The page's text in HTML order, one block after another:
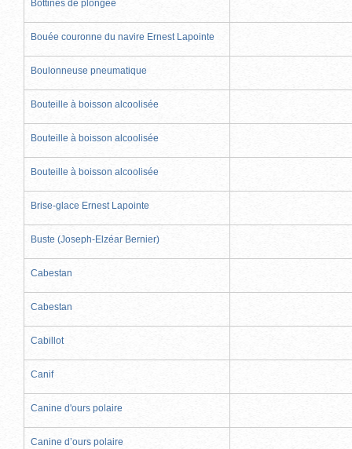
Bottines de plongée
Bouée couronne du navire Ernest Lapointe
Boulonneuse pneumatique
Bouteille à boisson alcoolisée
Bouteille à boisson alcoolisée
Bouteille à boisson alcoolisée
Brise-glace Ernest Lapointe
Buste (Joseph-Elzéar Bernier)
Cabestan
Cabestan
Cabillot
Canif
Canine d'ours polaire
Canine d’ours polaire